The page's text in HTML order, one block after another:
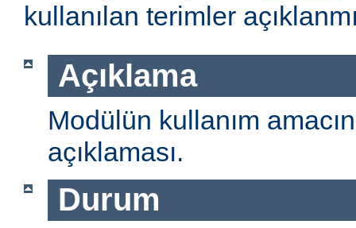
kullanılan terimler
Açıklama
Modülün kullanım
açıklaması.
Durum